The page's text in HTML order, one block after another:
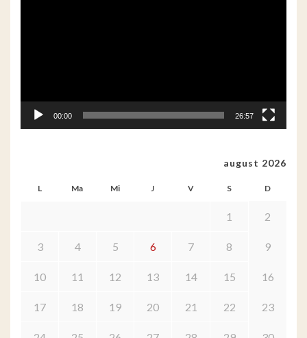
00:00 26:57
august 2026
L Ma Mi J V S D
1 2
3 4 5 6 7 8 9
10 11 12 13 14 15 16
17 18 19 20 21 22 23